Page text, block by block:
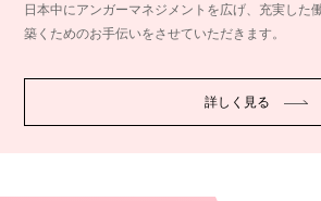
日本中にアンガーマネジメントを広げ、充実した
築くためのお手伝いをさせていただきます。
詳しく見る